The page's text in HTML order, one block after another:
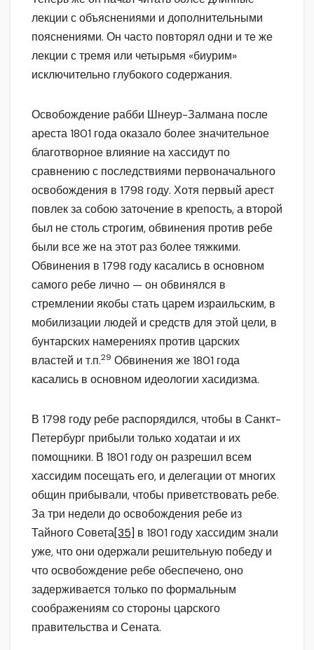
лекции с объяснениями и дополнительными
пояснениями. Он часто повторял одни и те же
лекции с тремя или четырьмя «биурим»
исключительно глубокого содержания.
Освобождение рабби Шнеур-Залмана после
ареста 1801 года оказало более значительное
благотворное влияние на хассидут по
сравнению с последствиями первоначального
освобождения в 1798 году. Хотя первый арест
повлек за собою заточение в крепость, а второй
был не столь строгим, обвинения против ребе
были все же на этот раз более тяжкими.
Обвинения в 1798 году касались в основном
самого ребе лично — он обвинялся в
стремлении якобы стать царем израильским, в
мобилизации людей и средств для этой цели, в
бунтарских намерениях против царских
властей и т.п.29 Обвинения же 1801 года
касались в основном идеологии хасидизма.
В 1798 году ребе распорядился, чтобы в Санкт-
Петербург прибыли только ходатаи и их
помощники. В 1801 году он разрешил всем
хассидим посещать его, и делегации от многих
общин прибывали, чтобы приветствовать ребе.
За три недели до освобождения ребе из
Тайного Совета[35] в 1801 году хассидим знали
уже, что они одержали решительную победу и
что освобождение ребе обеспечено, оно
задерживается только по формальным
соображениям со стороны царского
правительства и Сената.